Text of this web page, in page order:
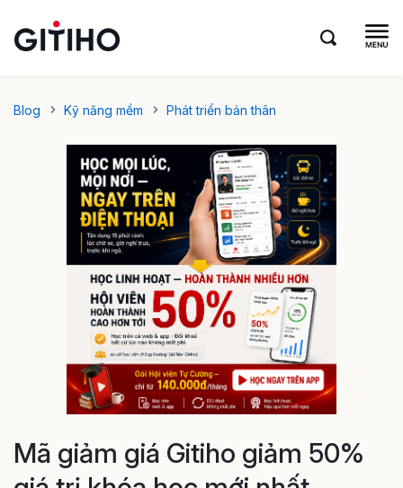
Blog Kỹ năng mềm Phát triển bản thân
Mã giảm giá Gitiho giảm 50%